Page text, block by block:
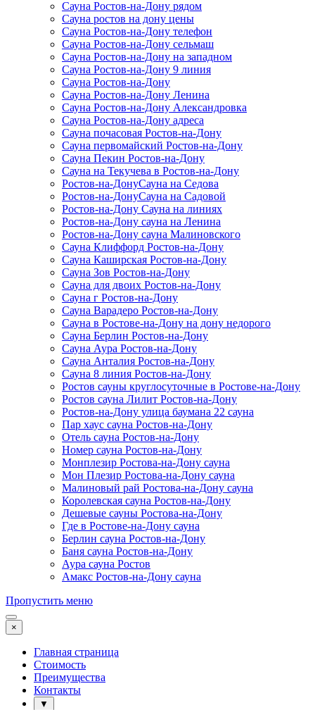
Сауна Ростов-на-Дону рядом
Сауна ростов на дону цены
Сауна Ростов-на-Дону телефон
Сауна Ростов-на-Дону сельмаш
Сауна Ростов-на-Дону на западном
Сауна Ростов-на-Дону 9 линия
Сауна Ростов-на-Дону
Сауна Ростов-на-Дону Ленина
Сауна Ростов-на-Дону Александровка
Сауна Ростов-на-Дону адреса
Сауна почасовая Ростов-на-Дону
Сауна первомайский Ростов-на-Дону
Сауна Пекин Ростов-на-Дону
Сауна на Текучева в Ростов-на-Дону
Ростов-на-ДонуСауна на Седова
Ростов-на-ДонуСауна на Садовой
Ростов-на-Дону Сауна на линиях
Ростов-на-Дону сауна на Ленина
Ростов-на-Дону сауна Малиновского
Сауна Клиффорд Ростов-на-Дону
Сауна Каширская Ростов-на-Дону
Сауна Зов Ростов-на-Дону
Сауна для двоих Ростов-на-Дону
Сауна г Ростов-на-Дону
Сауна Варадеро Ростов-на-Дону
Сауна в Ростове-на-Дону на дону недорого
Сауна Берлин Ростов-на-Дону
Сауна Аура Ростов-на-Дону
Сауна Анталия Ростов-на-Дону
Сауна 8 линия Ростов-на-Дону
Ростов сауны круглосуточные в Ростове-на-Дону
Ростов сауна Лилит Ростов-на-Дону
Ростов-на-Дону улица баумана 22 сауна
Пар хаус сауна Ростов-на-Дону
Отель сауна Ростов-на-Дону
Номер сауна Ростов-на-Дону
Монплезир Ростова-на-Дону сауна
Мон Плезир Ростова-на-Дону сауна
Малиновый рай Ростова-на-Дону сауна
Королевская сауна Ростов-на-Дону
Дешевые сауны Ростова-на-Дону
Где в Ростове-на-Дону сауна
Берлин сауна Ростов-на-Дону
Баня сауна Ростов-на-Дону
Аура сауна Ростов
Амакс Ростов-на-Дону сауна
Пропустить меню
×
Главная страница
Стоимость
Преимущества
Контакты
▼